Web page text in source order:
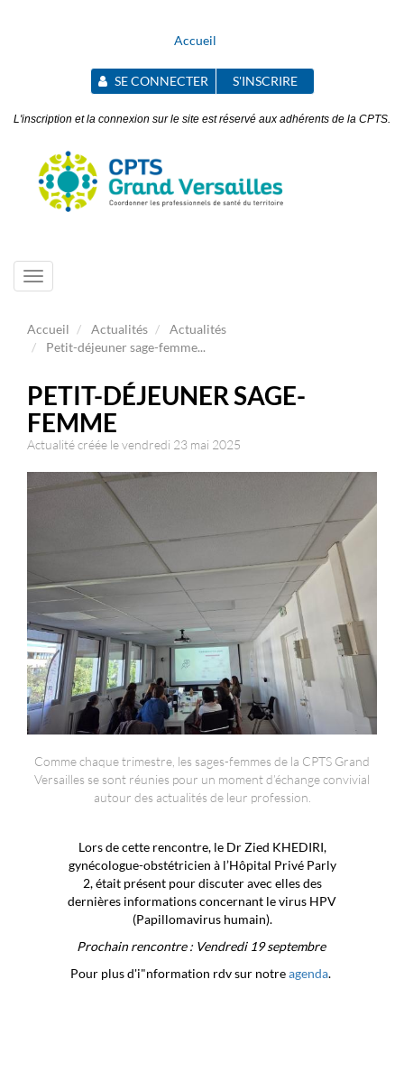
Accueil
SE CONNECTER S'INSCRIRE
L'inscription et la connexion sur le site est réservé aux adhérents de la CPTS.
Toggle
navigation
Accueil Actualités
Actualités
Petit-déjeuner sage-femme...
PETIT-DÉJEUNER SAGE-
FEMME
Actualité créée le vendredi 23 mai 2025
Comme chaque trimestre, les sages-femmes de la CPTS Grand
Versailles se sont réunies pour un moment d’échange convivial
autour des actualités de leur profession.
Lors de cette rencontre, le Dr Zied KHEDIRI,
gynécologue-obstétricien à l’Hôpital Privé Parly
2, était présent pour discuter avec elles des
dernières informations concernant le virus HPV
(Papillomavirus humain).
Prochain rencontre : Vendredi 19 septembre
Pour plus d'i"nformation rdv sur notreagenda.